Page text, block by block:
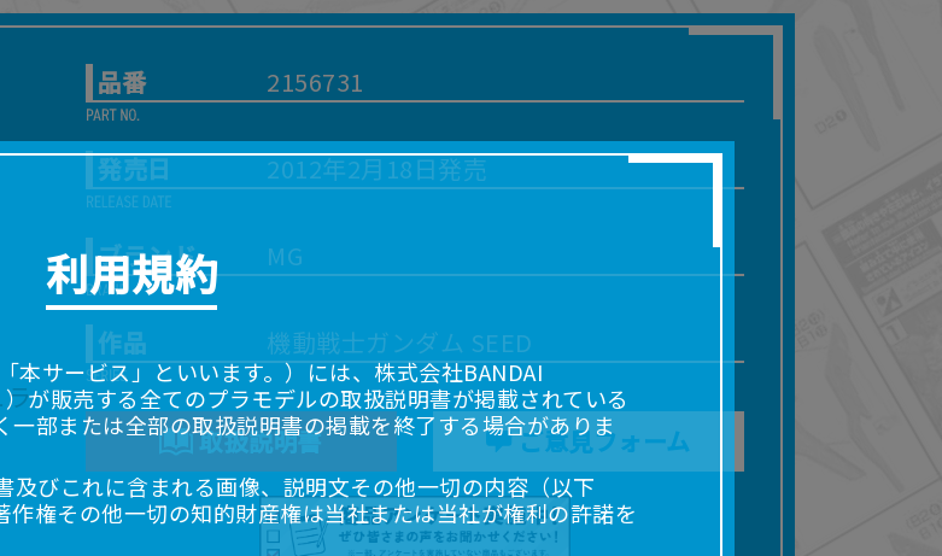
品番 2156731
発売日 2012年2月18日発売
ブランド MG
作品 機動戦士ガンダム SEED
取扱説明書 ご意見フォーム
利用規約
サービス」といいます。）には、株式会社BANDAI
が販売する全てのプラモデルの取扱説明書が掲載されている
部または全部の取扱説明書の掲載を終了する場合がありま
びこれに含まれる画像、説明文その他一切の内容（以下
作権その他一切の知的財産権は当社または当社が権利の許諾を